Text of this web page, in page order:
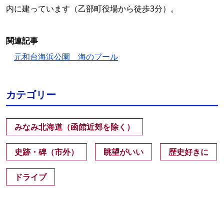
内に建っています（乙部町役場から徒歩3分）。
関連記事
元和台海浜公園 海のプール
カテゴリー
みなみ北海道（函館近郊を除く）
史跡・碑（市外） 眺望がいい 歴史好きに
ドライブ